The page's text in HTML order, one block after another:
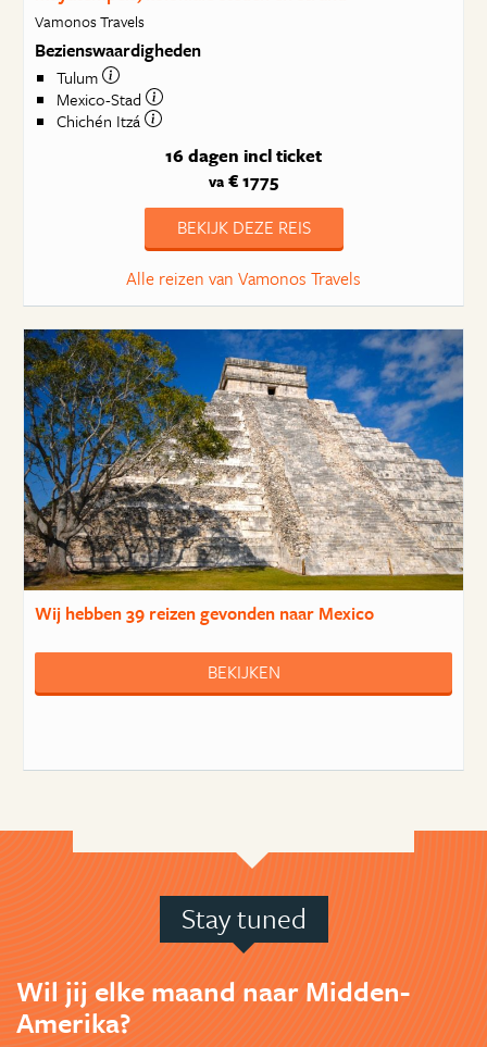
Vamonos Travels
Bezienswaardigheden
Tulum
Mexico-Stad
Chichén Itzá
16 dagen incl ticket
va € 1775
BEKIJK DEZE REIS
Alle reizen van Vamonos Travels
Wij hebben39 reizengevonden naar Mexico
BEKIJKEN
Stay tuned
Wil jij elke maand naar Midden-
Amerika?